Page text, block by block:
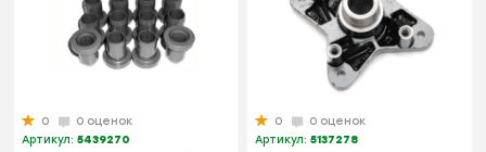
0
0 оценок
Артикул:5439270
0
0 оценок
Артикул:5137278